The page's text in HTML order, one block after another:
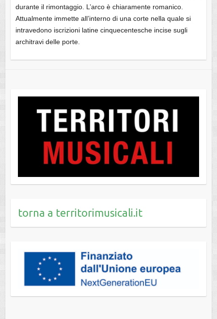
durante il rimontaggio. L’arco è chiaramente romanico.
Attualmente immette all’interno di una corte nella quale si
intravedono iscrizioni latine cinquecentesche incise sugli
architravi delle porte.
torna a territorimusicali.it